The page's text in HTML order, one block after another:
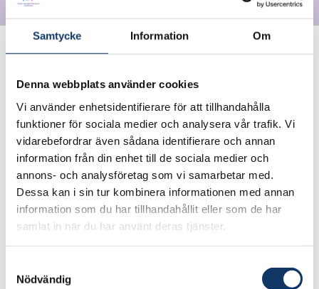
Samtycke Information Om
Denna webbplats använder cookies
Vi använder enhetsidentifierare för att tillhandahålla
funktioner för sociala medier och analysera vår trafik. Vi
vidarebefordrar även sådana identifierare och annan
information från din enhet till de sociala medier och
annons- och analysföretag som vi samarbetar med.
Dessa kan i sin tur kombinera informationen med annan
information som du har tillhandahållit eller som de har
samlat in när du har använt deras tjänster.
Nödvändig
År:
2026
Lärosäten: